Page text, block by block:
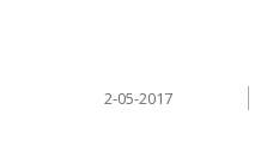
2-05-2017